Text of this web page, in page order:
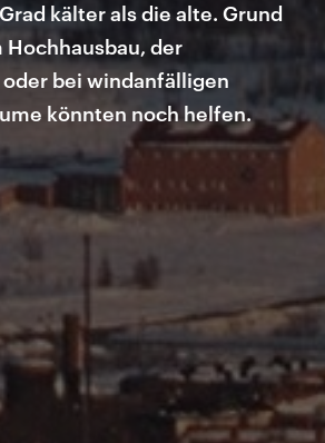
kälter als die alte. Grund
Hochhausbau, der
bei windanfälligen
könnten noch helfen.